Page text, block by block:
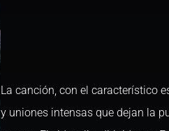
La canción, con el característico
y uniones intensas que dejan la